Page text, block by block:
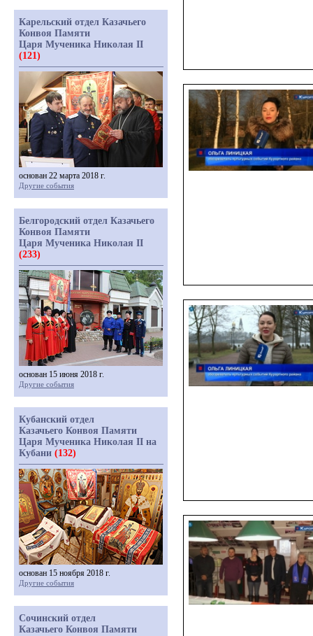
Карельский отдел Казачьего
Конвоя Памяти
Царя Мученика Николая II
(121)
основан 22 марта 2018 г.
Другие события
Белгородский отдел Казачьего
Конвоя Памяти
Царя Мученика Николая II
(233)
основан 15 июня 2018 г.
Другие события
Кубанский отдел
Казачьего Конвоя Памяти
Царя Мученика Николая II на
Кубани (132)
основан 15 ноября 2018 г.
Другие события
Сочинский отдел
Казачьего Конвоя Памяти